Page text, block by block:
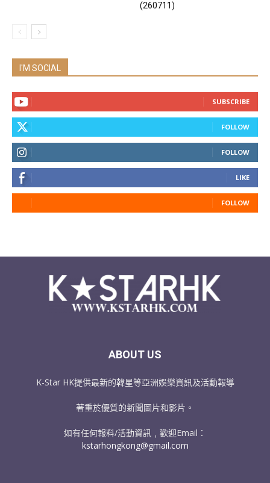
(260711)
I'M SOCIAL
SUBSCRIBE
FOLLOW
FOLLOW
LIKE
FOLLOW
ABOUT US
K-Star HK提供最新的韓星等亞洲娛樂資訊及活動報導
著重於優質的新聞圖片和影片。
如有任何報料/活動資訊﹐歡迎Email：
kstarhongkong@gmail.com